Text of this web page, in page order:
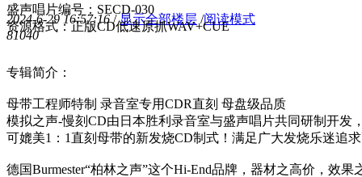
2024-6-29 16:57:16 / 显示全部楼层 /阅读模式
81040
盛声唱片编号：SECD-030
资源格式：正版CD低速原抓WAV+CUE
专辑简介：
母带工程师特制 录音室专用CDR直刻 母盘级品质
模拟之声-慢刻CD由日本胜利录音室与盛声唱片共同研制开发
可媲美1：1直刻母带的新发烧CD制式！满足广大发烧乐迷追
德国Burmester“柏林之声”这个Hi-End品牌，器材之高价，效